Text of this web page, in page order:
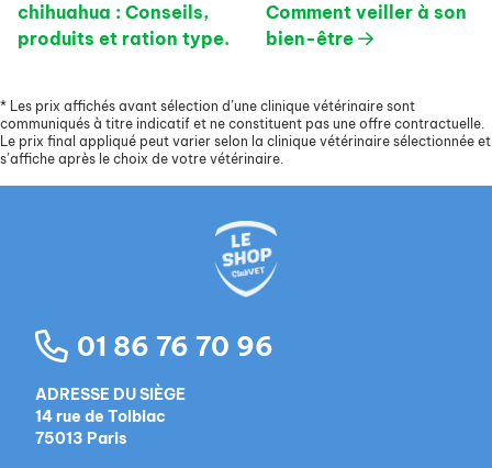
chihuahua : Conseils,
produits et ration type.
Comment veiller à son
bien-être
* Les prix affichés avant sélection d’une clinique vétérinaire sont
communiqués à titre indicatif et ne constituent pas une offre contractuelle.
Le prix final appliqué peut varier selon la clinique vétérinaire sélectionnée et
s’affiche après le choix de votre vétérinaire.
01 86 76 70 96
ADRESSE DU SIÈGE
14 rue de Tolbiac
75013 Paris